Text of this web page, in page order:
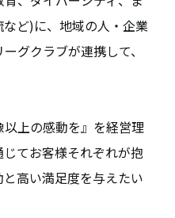
ど)に、地域の人・企業
グクラブが連携して、
上の感動を』を経営理
てお客様それぞれが抱
高い満足度を与えたい